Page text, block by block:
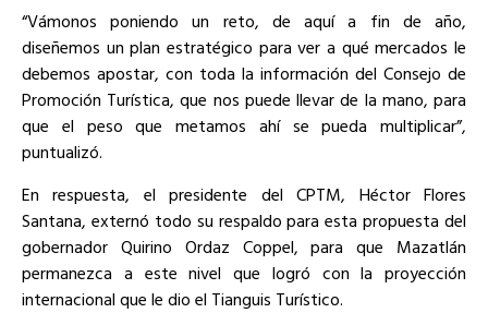
“Vámonos poniendo un reto, de aquí a fin de año,
diseñemos un plan estratégico para ver a qué mercados le
debemos apostar, con toda la información del Consejo de
Promoción Turística, que nos puede llevar de la mano, para
que el peso que metamos ahí se pueda multiplicar”,
puntualizó.
En respuesta, el presidente del CPTM, Héctor Flores
Santana, externó todo su respaldo para esta propuesta del
gobernador Quirino Ordaz Coppel, para que Mazatlán
permanezca a este nivel que logró con la proyección
internacional que le dio el Tianguis Turístico.